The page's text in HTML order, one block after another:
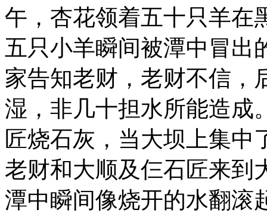
午，杏花领着五十只羊在
五只小羊瞬间被潭中冒出
家告知老财，老财不信，
湿，非几十担水所能造成
匠烧石灰，当大坝上集中
老财和大顺及仨石匠来到
潭中瞬间像烧开的水翻滚